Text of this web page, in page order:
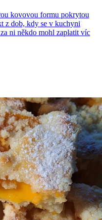
kovovou formu pokrytou
z dob, kdy se v kuchyni
ni někdo mohl zaplatit víc